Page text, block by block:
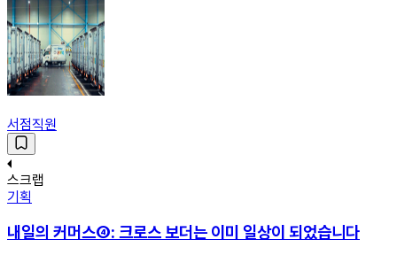
서점직원
스크랩
기획
내일의 커머스④: 크로스 보더는 이미 일상이 되었습니다